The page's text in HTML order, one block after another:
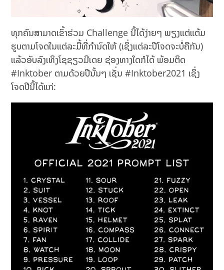
ທຸກຄົນສາມາດເຂົ້າຮ່ວມ Challenge ນີ້ໄດ້ງ່າຍໆ ພຽງແຕ່ແຕ້ມ
ຮູບຕາມໂຈດໃນແຕ່ລະມື້ທີ່ກຳນົດໃຫ້ (ເຊິ່ງແຕ່ລະປີໂຈດຈະບໍ່ຄືກັນ)
ແລ້ວອັບລົງເທິງໂຊຊຽວມີເດຍ ຊ່ອງທາງໃດກໍໄດ້ ພ້ອມຕິດ
#Inktober ຕາມດ້ວຍປີນັ້ນໆ ເຊັ່ນ #Inktober2021 ເຊິ່ງ
ໂຈດປີນີ້ໄດ້ແກ່: